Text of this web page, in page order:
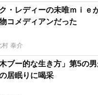
・レディーの未唯ｍｉ
コメディアンだった
村 泰介
木ブー的な生き方」第5の
居眠りに喝采